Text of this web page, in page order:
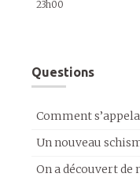
23h00
Questions
Comment
Un nouveau
On a découvert de